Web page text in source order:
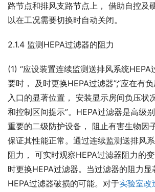
路节点和排风支路节点上， 借助自控及
以在工况需要切换时自动关闭。
2.1.4 监测HEPA过滤器的阻力
(1) “应设装置连续监测送排风系统HEPA
要时， 及时更换HEPA过滤器”;“应在有
入口的显著位置， 安装显示房间负压状
和控制区间提示”。HEPA过滤器是高级
重要的二级防护设备， 阻止有害生物因
保证其性能正常。通过连续监测送排风
阻力， 可实时观察HEPA过滤器阻力的
时更换HEPA过滤器。当过滤器的阻力
HEPA过滤器破损的可能。对于实验室改